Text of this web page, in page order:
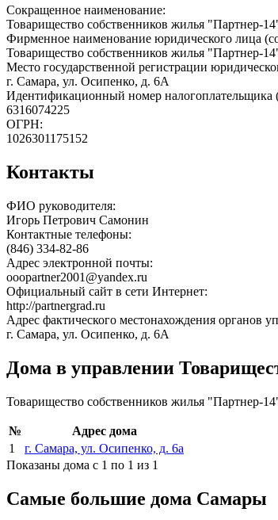
Сокращенное наименование:
Товарищество собственников жилья "Партнер-
Фирменное наименование юридического лица
Товарищество собственников жилья "Партнер-
Место государственной регистрации
г. Самара, ул. Осипенко, д. 6А
Идентификационный номер
6316074225
ОГРН:
1026301175152
Контакты
ФИО руководителя:
Игорь Петрович Самонин
Контактные телефоны:
(846) 334-82-86
Адрес электронной почты:
ooopartner2001@yandex.ru
Официальный сайт в сети Интернет:
http://partnergrad.ru
Адрес фактического местонахождения органов
г. Самара, ул. Осипенко, д. 6А
Дома в управлении
Товарищество собственников жилья
№
Адрес дома
1
г. Самара, ул. Осипенко, д. 6а
Показаны дома с 1 по 1 из 1
Самые большие дома Самары